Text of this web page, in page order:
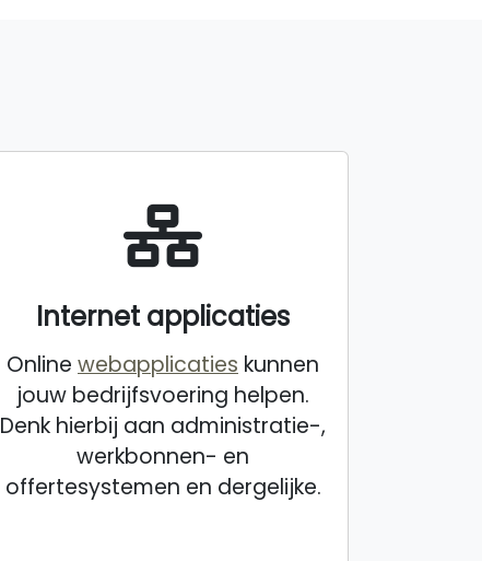
Internet applicaties
Online webapplicaties kunnen
jouw bedrijfsvoering helpen.
Denk hierbij aan administratie-,
werkbonnen- en
offertesystemen en dergelijke.